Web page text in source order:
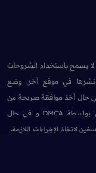
يسمح باستخدام الشروحات
نشرها في موقع آخر، وضع
حال أخذ موافقة صريحة من
إدارة الموقع كما أن المحتوى مسجل بواسطة DMCA و في حال
لاتخاذ الإجراءات اللازمة.